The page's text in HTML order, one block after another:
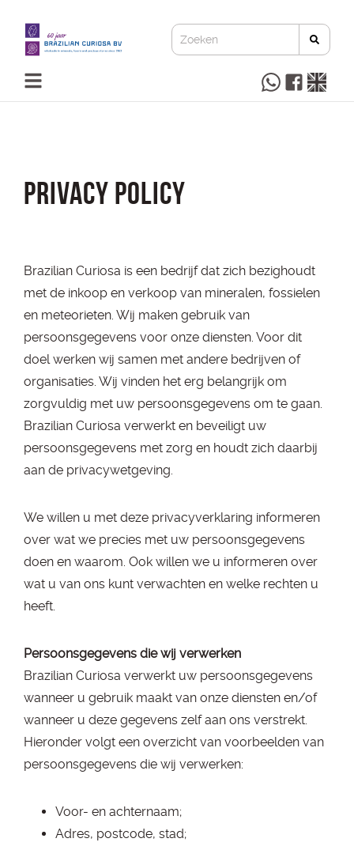
PRIVACY POLICY
Brazilian Curiosa is een bedrijf dat zich bezighoudt
met de inkoop en verkoop van mineralen, fossielen
en meteorieten. Wij maken gebruik van
persoonsgegevens voor onze diensten. Voor dit
doel werken wij samen met andere bedrijven of
organisaties. Wij vinden het erg belangrijk om
zorgvuldig met uw persoonsgegevens om te gaan.
Brazilian Curiosa verwerkt en beveiligt uw
persoonsgegevens met zorg en houdt zich daarbij
aan de privacywetgeving.
We willen u met deze privacyverklaring informeren
over wat we precies met uw persoonsgegevens
doen en waarom. Ook willen we u informeren over
wat u van ons kunt verwachten en welke rechten u
heeft.
Persoonsgegevens die wij verwerken
Brazilian Curiosa verwerkt uw persoonsgegevens
wanneer u gebruik maakt van onze diensten en/of
wanneer u deze gegevens zelf aan ons verstrekt.
Hieronder volgt een overzicht van voorbeelden van
persoonsgegevens die wij verwerken:
Voor- en achternaam;
Adres, postcode, stad;